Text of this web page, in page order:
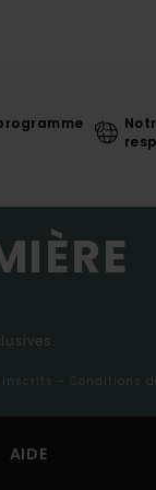
- Conditions
AIDE